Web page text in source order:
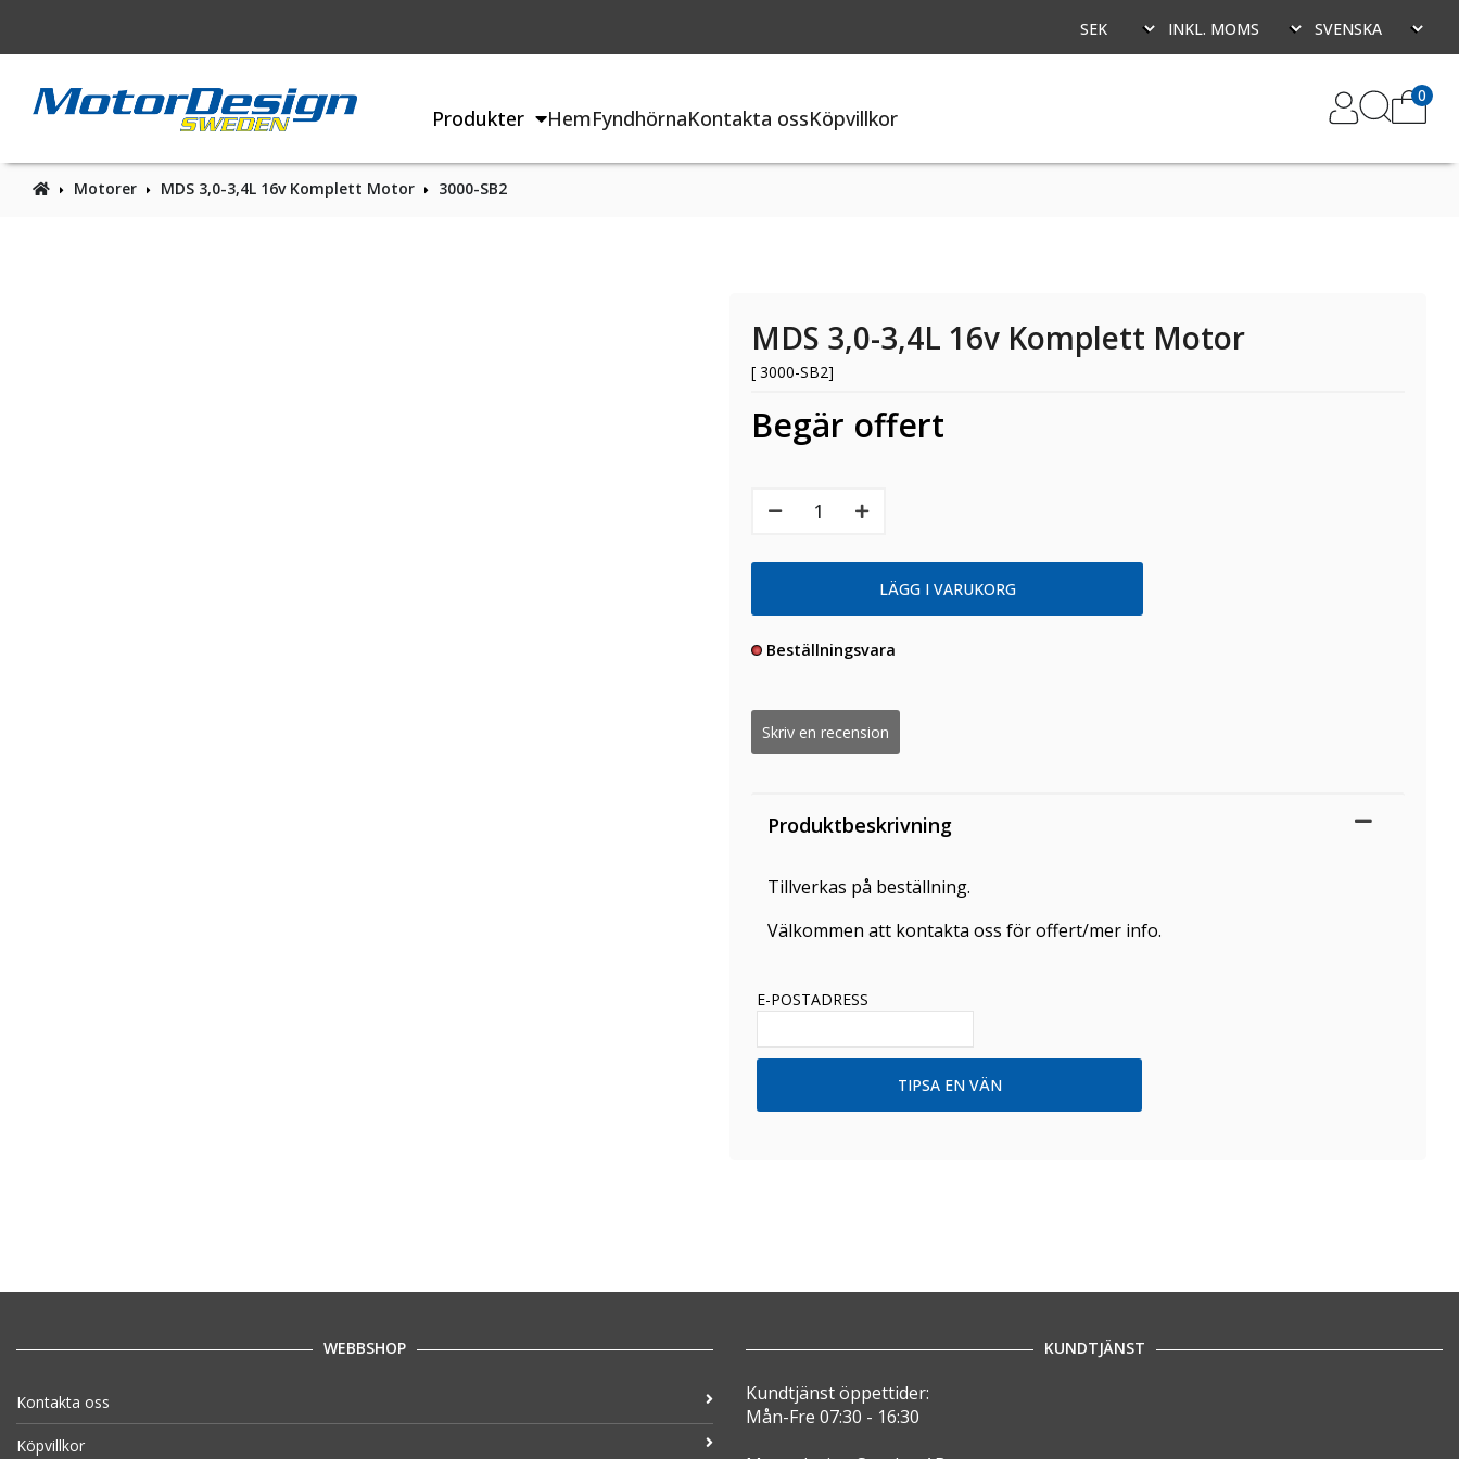
Produkter HemFyndhörnaKontakta ossKöpvillkor
0
Motorer MDS 3,0-3,4L 16v Komplett Motor 3000-SB2
MDS 3,0-3,4L 16v Komplett Motor
[ 3000-SB2]
Begär offert
Beställningsvara
Skriv en recension
Produktbeskrivning
Tillverkas på beställning.
Välkommen att kontakta oss för offert/mer info.
E-POSTADRESS
WEBBSHOP
Kontakta oss
Köpvillkor
KUNDTJÄNST
Kundtjänst öppettider:
Mån-Fre 07:30 - 16:30